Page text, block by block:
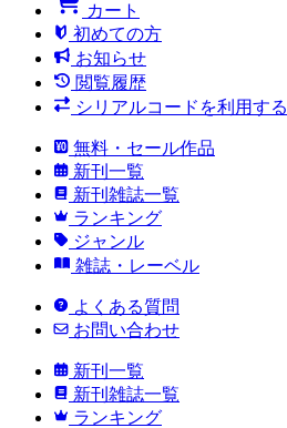
カート
初めての方
お知らせ
閲覧履歴
シリアルコードを利用する
無料・セール作品
新刊一覧
新刊雑誌一覧
ランキング
ジャンル
雑誌・レーベル
よくある質問
お問い合わせ
新刊一覧
新刊雑誌一覧
ランキング